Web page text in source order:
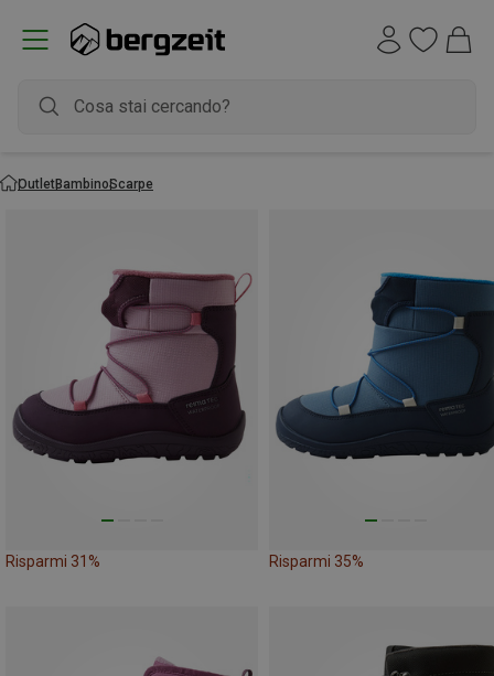
OutletBambinoScarpe
Risparmi 31% Risparmi 35%